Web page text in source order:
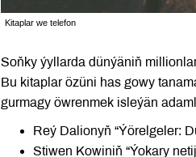
Kitaplar we telefon
Soňky ýyllarda dünýäniň
Bu kitaplar özüni has gowy
gurmagy öwrenmek isleýän
Reý Dalionyň “Ýörelgeler:
Stiwen Kowiniň “Ýokary